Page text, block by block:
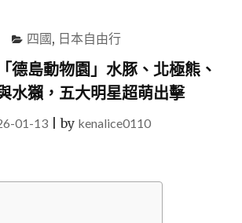
四國, 日本自由行
德島動物園」水豚、北極熊、
水獺，五大明星超萌出擊
01-13|by kenalice0110